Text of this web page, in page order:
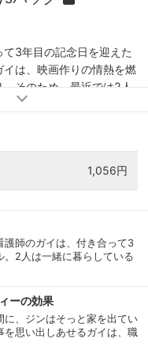
3年目の記念日を迎えた
は、映画作りの情熱を燃
そのため、最近では2人
は不思議な夢を見る。あ
たガイは、なんと枕元に
く!?
1,056円
護師のガイは、付き合って3
。2人は一緒に暮らしている
間もない。エビ料理づくし
ディナーをすっぽかされた
にくれるのだった。
ーの効果
に、ジンはそっと家を出てい
を思い出しあせるガイは、職